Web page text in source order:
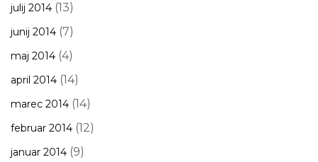
julij 2014 (13)
junij 2014 (7)
maj 2014 (4)
april 2014 (14)
marec 2014 (14)
februar 2014 (12)
januar 2014 (9)